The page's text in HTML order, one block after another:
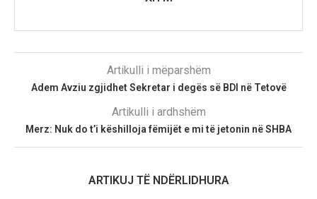
Artikulli i mëparshëm
Adem Avziu zgjidhet Sekretar i degës së BDI në Tetovë
Artikulli i ardhshëm
Merz: Nuk do t’i këshilloja fëmijët e mi të jetonin në SHBA
ARTIKUJ TË NDËRLIDHURA